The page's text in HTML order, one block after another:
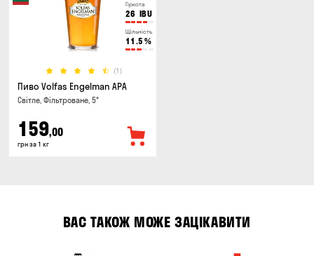
Гіркота
26 IBU
Щільність
11.5 %
(1)
Пиво Volfas Engelman APA
Світле, Фільтроване, 5°
159,00
грн за 1 кг
ВАС ТАКОЖ МОЖЕ ЗАЦІКАВИТИ